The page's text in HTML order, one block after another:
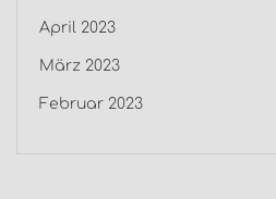
April 2023
März 2023
Februar 2023